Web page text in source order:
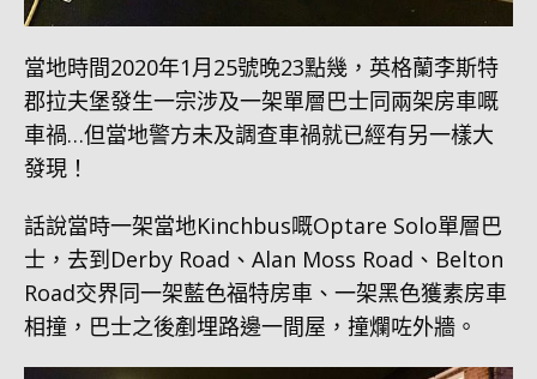
當地時間2020年1月25號晚23點幾，英格蘭李斯特
郡拉夫堡發生一宗涉及一架單層巴士同兩架房車嘅
車禍…但當地警方未及調查車禍就已經有另一樣大
發現！
話說當時一架當地Kinchbus嘅Optare Solo單層巴
士，去到Derby Road、Alan Moss Road、Belton
Road交界同一架藍色福特房車、一架黑色獲素房車
相撞，巴士之後剷埋路邊一間屋，撞爛咗外牆。